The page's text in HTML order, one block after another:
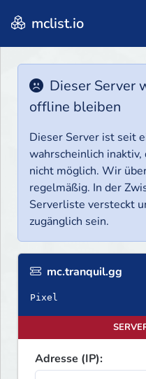
mclist.io
Dieser Server
offline bleiben
Dieser Server ist seit
wahrscheinlich
nicht möglich. Wir
regelmäßig. In der
Serverliste versteckt
zugänglich sein.
mc.tranquil.gg
Adresse (IP):